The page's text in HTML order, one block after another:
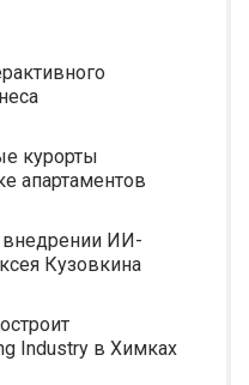
курорты
апартаментов
внедрении ИИ-
Кузовкина
Industry в Химках